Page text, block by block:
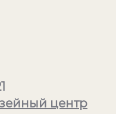
центр